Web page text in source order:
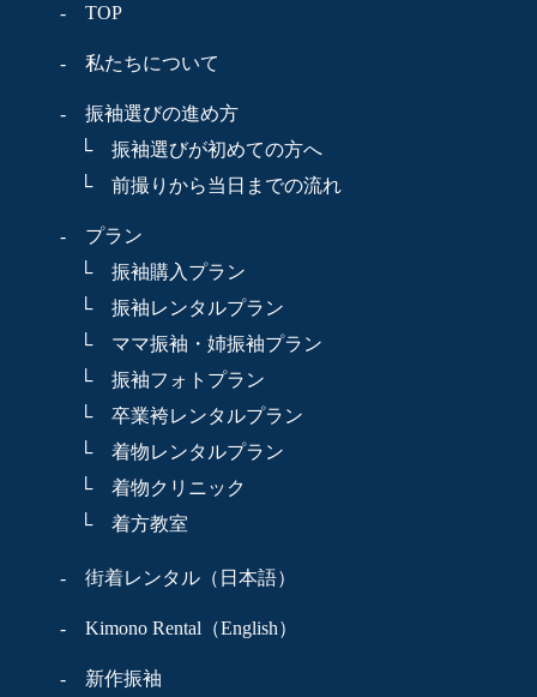
- TOP
- 私たちについて
- 振袖選びの進め方
└ 振袖選びが初めての方へ
└ 前撮りから当日までの流れ
- プラン
└ 振袖購入プラン
└ 振袖レンタルプラン
└ ママ振袖・姉振袖プラン
└ 振袖フォトプラン
└ 卒業袴レンタルプラン
└ 着物レンタルプラン
└ 着物クリニック
└ 着方教室
- 街着レンタル（日本語）
- Kimono Rental（English）
- 新作振袖